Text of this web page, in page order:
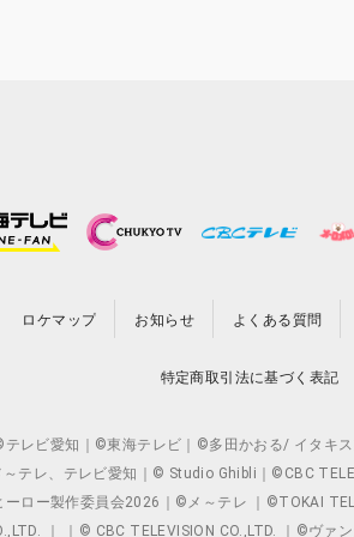
ロケマップ お知らせ よくある質問
特定商取引法に基づく表記
レビ愛知｜©東海テレビ｜©多田かおる/ イタ
テレ、テレビ愛知｜© Studio Ghibli｜©CBC
ー製作委員会2026｜©メ～テレ ｜©TOKAI
｜ ｜© CBC TELEVISION CO.,LTD. ｜©ヴ